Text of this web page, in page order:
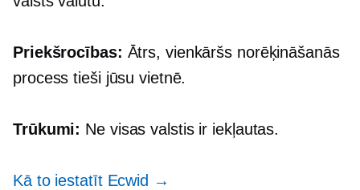
Priekšrocības: Ātrs, vienkāršs norēķināšanās
process tieši jūsu vietnē.
Trūkumi: Ne visas valstis ir iekļautas.
Kā to iestatīt Ecwid →